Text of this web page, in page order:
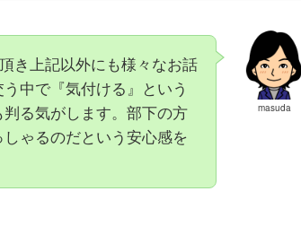
masuda
き上記以外にも様々なお話
中で『気付ける』という
る気がします。部下の方
ゃるのだという安心感を